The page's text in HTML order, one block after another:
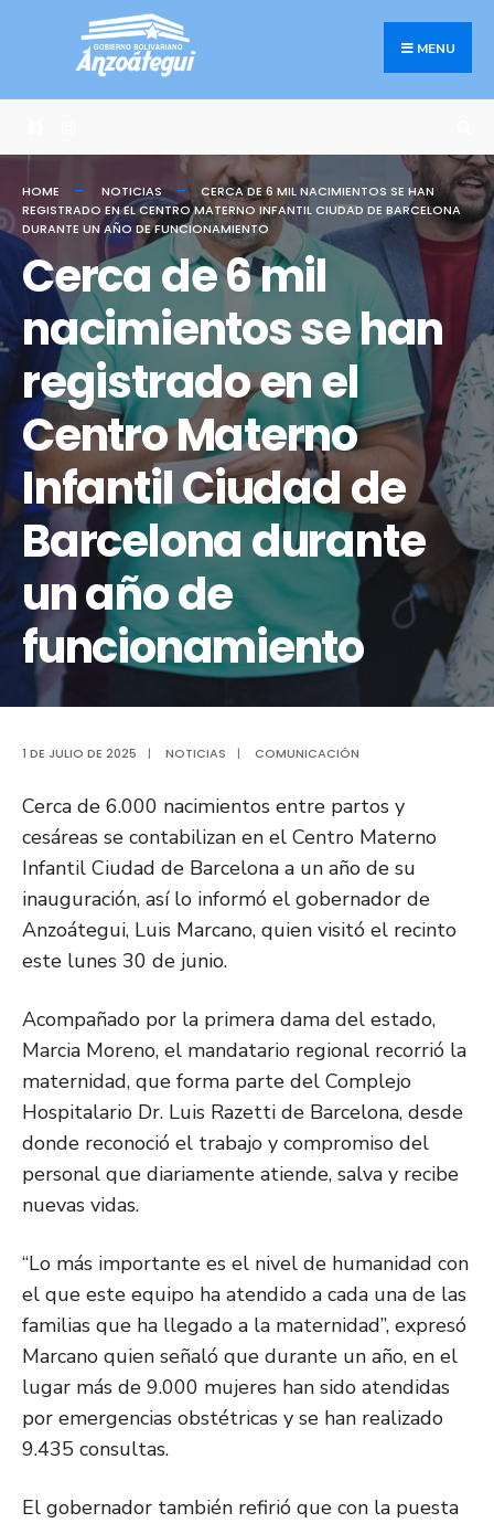
MENU
HOME NOTICIAS
CERCA DE 6 MIL NACIMIENTOS SE HAN
REGISTRADO EN EL CENTRO MATERNO INFANTIL CIUDAD DE BARCELONA
DURANTE UN AÑO DE FUNCIONAMIENTO
Cerca de 6 mil
nacimientos se han
registrado en el
Centro Materno
Infantil Ciudad de
Barcelona durante
un año de
funcionamiento
1 DE JULIO DE 2025 | NOTICIAS | COMUNICACIÓN
Cerca de 6.000 nacimientos entre partos y
cesáreas se contabilizan en el Centro Materno
Infantil Ciudad de Barcelona a un año de su
inauguración, así lo informó el gobernador de
Anzoátegui, Luis Marcano, quien visitó el recinto
este lunes 30 de junio.
Acompañado por la primera dama del estado,
Marcia Moreno, el mandatario regional recorrió la
maternidad, que forma parte del Complejo
Hospitalario Dr. Luis Razetti de Barcelona, desde
donde reconoció el trabajo y compromiso del
personal que diariamente atiende, salva y recibe
nuevas vidas.
“Lo más importante es el nivel de humanidad con
el que este equipo ha atendido a cada una de las
familias que ha llegado a la maternidad”, expresó
Marcano quien señaló que durante un año, en el
lugar más de 9.000 mujeres han sido atendidas
por emergencias obstétricas y se han realizado
9.435 consultas.
El gobernador también refirió que con la puesta
Search